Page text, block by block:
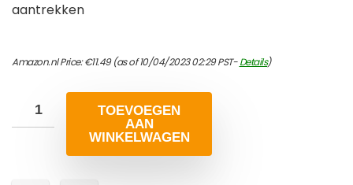
aantrekken
Amazon.nl Price:€11.49(as of 10/04/2023 02:29 PST-Details)
TOEVOEGEN
AAN
WINKELWAGEN